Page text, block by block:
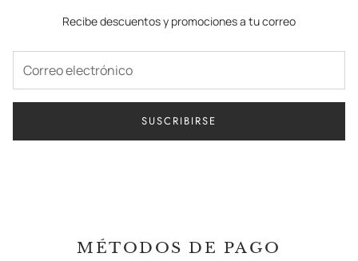
Recibe descuentos y promociones a tu correo
SUSCRIBIRSE
MÉTODOS DE PAGO